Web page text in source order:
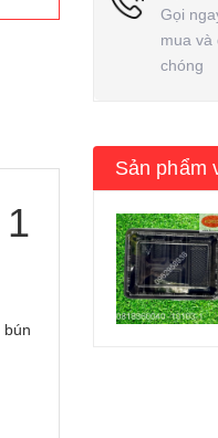
Gọi
mua và
chóng
Sản phẩm